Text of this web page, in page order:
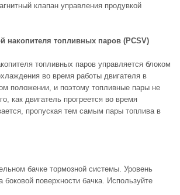
клапан управления продувкой
накопителя топливных паров (PCSV)
топливных паров управляется блоком
во время работы двигателя в
положении, и поэтому топливные пары не
как двигатель прогреется во время
пропуская тем самым пары топлива в
бачке тормозной системы. Уровень
поверхности бачка. Используйте